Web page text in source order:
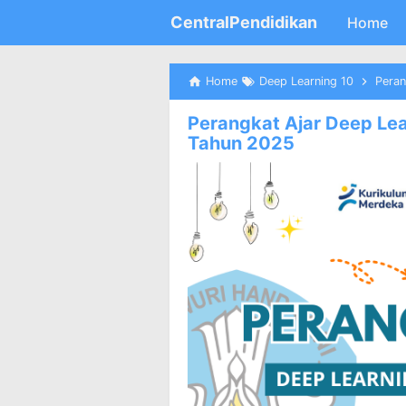
CentralPendidikan Home
Home Deep Learning 10
Perangkat Ajar Deep
Tahun 2025